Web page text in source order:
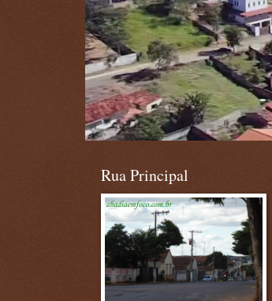
Rua Principal